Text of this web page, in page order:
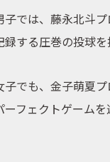
子では、藤永北斗
録する圧巻の投球を
子でも、金子萌夏
ーフェクトゲーム